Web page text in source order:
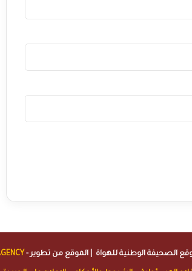
الصحيفة الوطنية للهواة | الموقع من تطوير -